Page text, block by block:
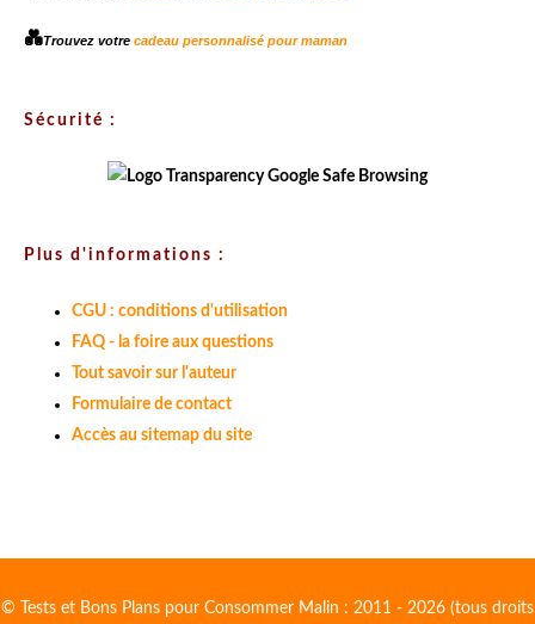
💑Trouvez votre cadeau personnalisé pour maman
Sécurité :
Plus d'informations :
CGU : conditions d'utilisation
FAQ - la foire aux questions
Tout savoir sur l'auteur
Formulaire de contact
Accès au sitemap du site
© Tests et Bons Plans pour Consommer Malin : 2011 - 2026 (tous droits